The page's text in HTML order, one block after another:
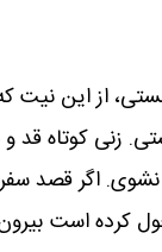
از این نیت
زنی کوتاه قد
اگر قصد سفر
کرده است